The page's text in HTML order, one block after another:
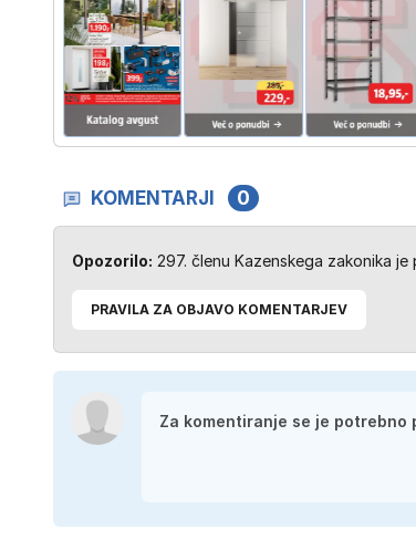
KOMENTARJI 0
Opozorilo: 297. členu Kazenskega zakonika
PRAVILA ZA OBJAVO KOMENTARJEV